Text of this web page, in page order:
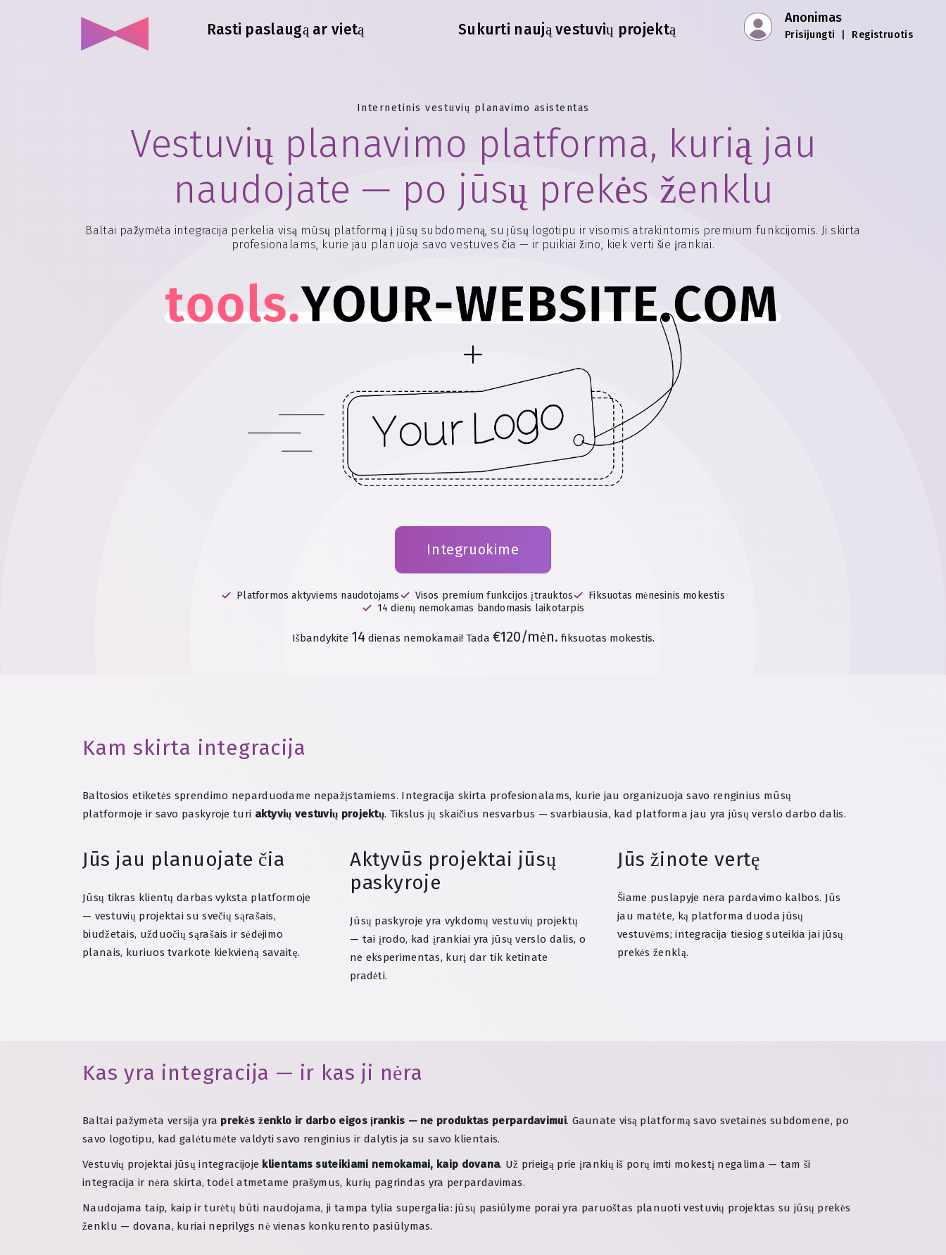
Rasti paslaugą ar vietą Sukurti naują vestuvių projektą
Anonimas
Prisijungti Registruotis
Internetinis vestuvių planavimo asistentas
Vestuvių planavimo platforma, kurią jau
naudojate — po jūsų prekės ženklu
Baltai pažymėta integracija perkelia visą mūsų platformą į jūsų subdomeną, su jūsų logotipu ir visomis atrakintomis premium funkcijomis. Ji skirta
profesionalams, kurie jau planuoja savo vestuves čia — ir puikiai žino, kiek verti šie įrankiai.
Integruokime
Platformos aktyviems naudotojams Visos premium funkcijos įtrauktos
Fiksuotas mėnesinis mokestis
14 dienų nemokamas bandomasis laikotarpis
Išbandykite 14 dienas nemokamai! Tada €120/mėn. fiksuotas mokestis.
Kam skirta integracija
Baltosios etiketės sprendimo neparduodame nepažįstamiems. Integracija skirta profesionalams, kurie jau organizuoja savo renginius mūsų
platformoje ir savo paskyroje turi aktyvių vestuvių projektų. Tikslus jų skaičius nesvarbus — svarbiausia, kad platforma jau yra jūsų verslo darbo dalis.
Jūs jau planuojate čia
Jūsų tikras klientų darbas vyksta platformoje
— vestuvių projektai su svečių sąrašais,
biudžetais, užduočių sąrašais ir sėdėjimo
planais, kuriuos tvarkote kiekvieną savaitę.
Aktyvūs projektai jūsų
paskyroje
Jūsų paskyroje yra vykdomų vestuvių projektų
— tai įrodo, kad įrankiai yra jūsų verslo dalis, o
ne eksperimentas, kurį dar tik ketinate
pradėti.
Jūs žinote vertę
Šiame puslapyje nėra pardavimo kalbos. Jūs
jau matėte, ką platforma duoda jūsų
vestuvėms; integracija tiesiog suteikia jai jūsų
prekės ženklą.
Kas yra integracija — ir kas ji nėra
Baltai pažymėta versija yra prekės ženklo ir darbo eigos įrankis — ne produktas perpardavimui. Gaunate visą platformą savo svetainės subdomene, po
savo logotipu, kad galėtumėte valdyti savo renginius ir dalytis ja su savo klientais.
Vestuvių projektai jūsų integracijoje klientams suteikiami nemokamai, kaip dovana. Už prieigą prie įrankių iš porų imti mokestį negalima — tam ši
integracija ir nėra skirta, todėl atmetame prašymus, kurių pagrindas yra perpardavimas.
Naudojama taip, kaip ir turėtų būti naudojama, ji tampa tylia supergalia: jūsų pasiūlyme porai yra paruoštas planuoti vestuvių projektas su jūsų prekės
ženklu — dovana, kuriai neprilygs nė vienas konkurento pasiūlymas.